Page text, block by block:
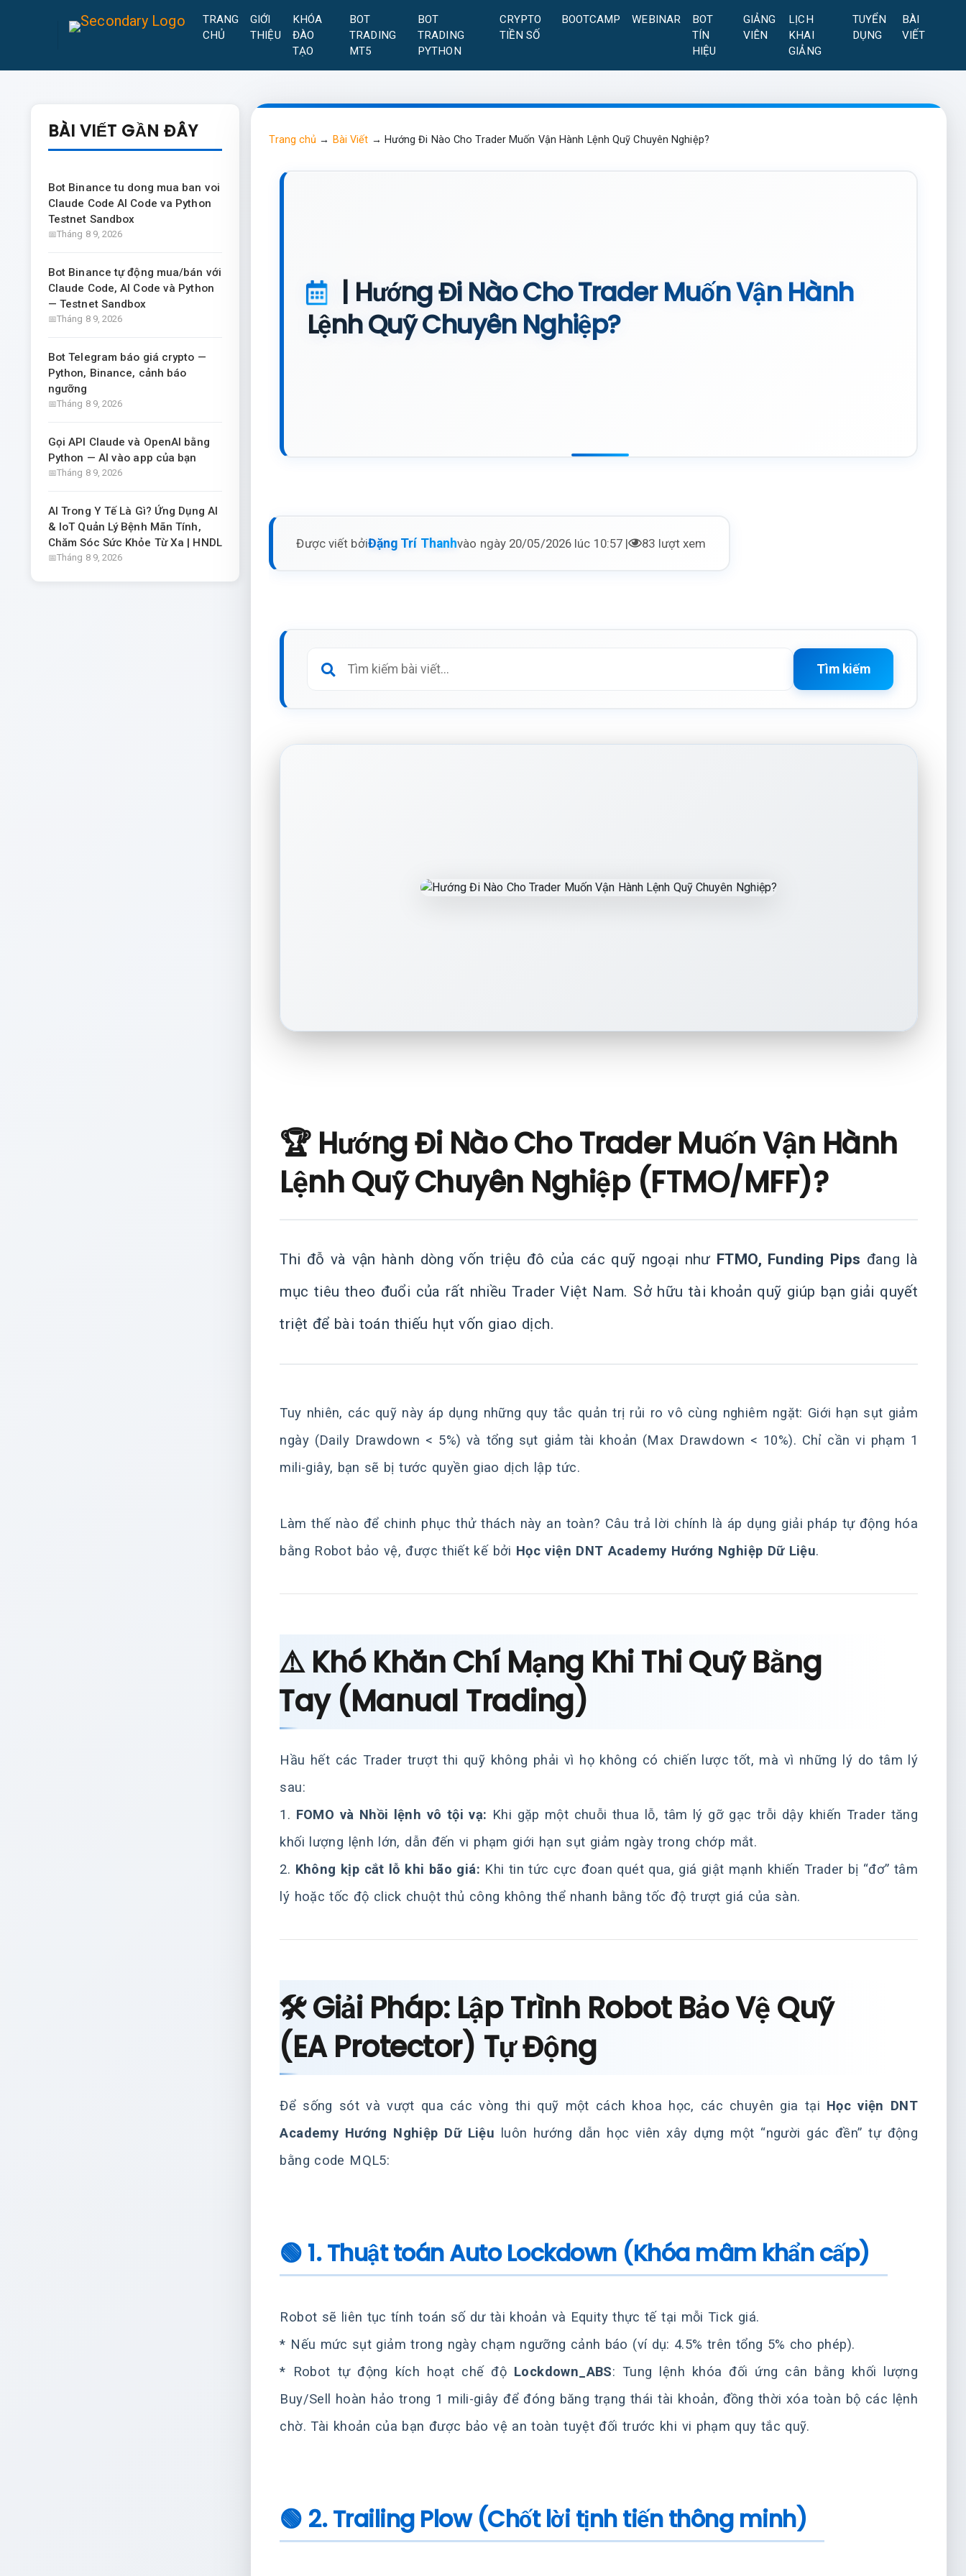
TRANG
CHỦ
GIỚI
THIỆU
KHÓA
ĐÀO
TẠO
BOT
TRADING
MT5
BOT
TRADING
PYTHON
CRYPTO
TIỀN SỐ
BOOTCAMP WEBINAR
BOT
TÍN
HIỆU
GIẢNG
VIÊN
LỊCH
KHAI
GIẢNG
TUYỂN
DỤNG
BÀI
VIẾT
BÀI VIẾT GẦN ĐÂY
Bot Binance tu dong mua ban voi
Claude Code AI Code va Python
Testnet Sandbox
Tháng 8 9, 2026
Bot Binance tự động mua/bán với
Claude Code, AI Code và Python
— Testnet Sandbox
Tháng 8 9, 2026
Bot Telegram báo giá crypto —
Python, Binance, cảnh báo
ngưỡng
Tháng 8 9, 2026
Gọi API Claude và OpenAI bằng
Python — AI vào app của bạn
Tháng 8 9, 2026
AI Trong Y Tế Là Gì? Ứng Dụng AI
& IoT Quản Lý Bệnh Mãn Tính,
Chăm Sóc Sức Khỏe Từ Xa | HNDL
Tháng 8 9, 2026
Trang chủ → Bài Viết → Hướng Đi Nào Cho Trader Muốn Vận Hành Lệnh Quỹ Chuyên Nghiệp?
| Hướng Đi Nào Cho Trader Muốn Vận Hành
Lệnh Quỹ Chuyên Nghiệp?
Được viết bởiĐặng Trí Thanhvào ngày 20/05/2026 lúc 10:57 | 83 lượt xem
Tìm kiếm
🏆 Hướng Đi Nào Cho Trader Muốn Vận Hành
Lệnh Quỹ Chuyên Nghiệp (FTMO/MFF)?
Thi đỗ và vận hành dòng vốn triệu đô của các quỹ ngoại như FTMO, Funding Pips đang là
mục tiêu theo đuổi của rất nhiều Trader Việt Nam. Sở hữu tài khoản quỹ giúp bạn giải quyết
triệt để bài toán thiếu hụt vốn giao dịch.
Tuy nhiên, các quỹ này áp dụng những quy tắc quản trị rủi ro vô cùng nghiêm ngặt: Giới hạn sụt giảm
ngày (Daily Drawdown < 5%) và tổng sụt giảm tài khoản (Max Drawdown < 10%). Chỉ cần vi phạm 1
mili-giây, bạn sẽ bị tước quyền giao dịch lập tức.
Làm thế nào để chinh phục thử thách này an toàn? Câu trả lời chính là áp dụng giải pháp tự động hóa
bằng Robot bảo vệ, được thiết kế bởi Học viện DNT Academy Hướng Nghiệp Dữ Liệu.
⚠️ Khó Khăn Chí Mạng Khi Thi Quỹ Bằng
Tay (Manual Trading)
Hầu hết các Trader trượt thi quỹ không phải vì họ không có chiến lược tốt, mà vì những lý do tâm lý
sau:
1. FOMO và Nhồi lệnh vô tội vạ: Khi gặp một chuỗi thua lỗ, tâm lý gỡ gạc trỗi dậy khiến Trader tăng
khối lượng lệnh lớn, dẫn đến vi phạm giới hạn sụt giảm ngày trong chớp mắt.
2. Không kịp cắt lỗ khi bão giá: Khi tin tức cực đoan quét qua, giá giật mạnh khiến Trader bị “đơ” tâm
lý hoặc tốc độ click chuột thủ công không thể nhanh bằng tốc độ trượt giá của sàn.
🛠️ Giải Pháp: Lập Trình Robot Bảo Vệ Quỹ
(EA Protector) Tự Động
Để sống sót và vượt qua các vòng thi quỹ một cách khoa học, các chuyên gia tại Học viện DNT
Academy Hướng Nghiệp Dữ Liệu luôn hướng dẫn học viên xây dựng một “người gác đền” tự động
bằng code MQL5:
🟢 1. Thuật toán Auto Lockdown (Khóa mâm khẩn cấp)
Robot sẽ liên tục tính toán số dư tài khoản và Equity thực tế tại mỗi Tick giá.
* Nếu mức sụt giảm trong ngày chạm ngưỡng cảnh báo (ví dụ: 4.5% trên tổng 5% cho phép).
* Robot tự động kích hoạt chế độ Lockdown_ABS: Tung lệnh khóa đối ứng cân bằng khối lượng
Buy/Sell hoàn hảo trong 1 mili-giây để đóng băng trạng thái tài khoản, đồng thời xóa toàn bộ các lệnh
chờ. Tài khoản của bạn được bảo vệ an toàn tuyệt đối trước khi vi phạm quy tắc quỹ.
🟢 2. Trailing Plow (Chốt lời tịnh tiến thông minh)